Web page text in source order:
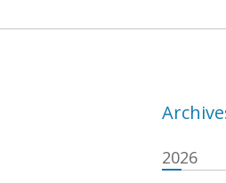
2026